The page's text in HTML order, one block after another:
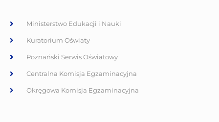
Ministerstwo Edukacji i Nauki
Kuratorium Oświaty
Poznański Serwis Oświatowy
Centralna Komisja Egzaminacyjna
Okręgowa Komisja Egzaminacyjna